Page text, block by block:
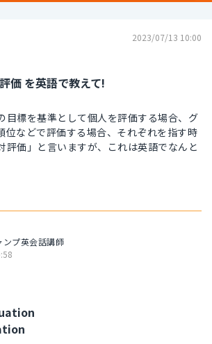
2023/07/13 10:00
価 を英語で教えて!
目標を基準として個人を評価する場合、グ
位などで評価する場合、それぞれを指す時
評価」と言いますが、これは英語でなんと
ンプ英会話講師